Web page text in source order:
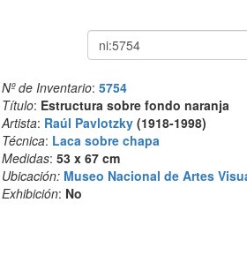
Buscar
Nº de Inventario: 5754
Título: Estructura sobre fondo naranja
Artista: Raúl Pavlotzky(1918-1998)
Técnica: Laca sobre chapa
Medidas: 53 x 67 cm
Ubicación: Museo Nacional de Artes
Exhibición: No